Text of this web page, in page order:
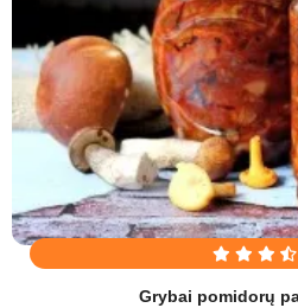
Grybai pomidorų